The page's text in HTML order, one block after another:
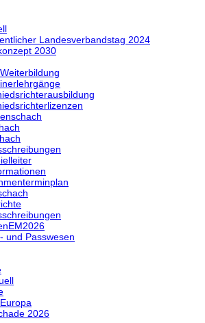
Landesverbandstag 2024
2030
und Passwesen
2026